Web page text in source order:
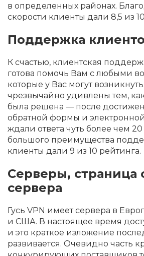
в определенных районах.
скорости клиенты дали 8,5 из
Поддержка
К счастью, клиентская
готова помочь Вам с любыми
которые у Вас могут
чрезвычайно удивлены тем,
была решена — после
обратной формы и
ждали ответа чуть более чем
большого преимущества
клиенты дали 9 из 10 рейтинга.
Серверы, страница
сервера
Гусь VPN имеет сервера в
и США. В настоящее время
и это краткое изложение
развивается. Очевидно часть